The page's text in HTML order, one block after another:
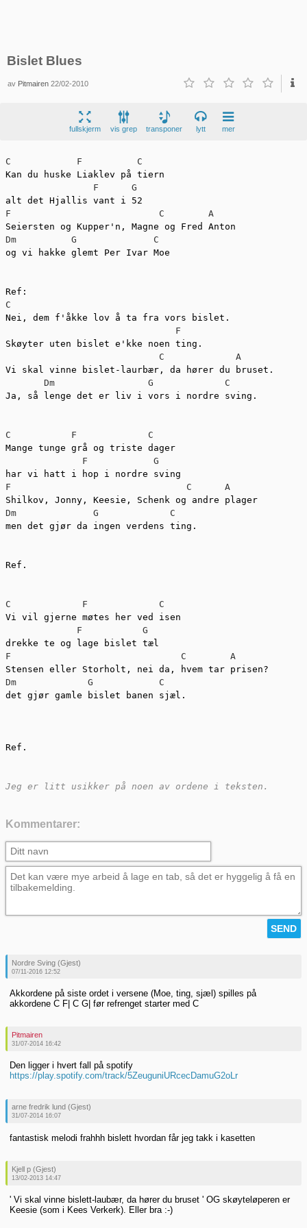
Bislet Blues
av Pitmairen 22/02-2010
fullskjerm vis grep transponer lytt mer
C F
C
Kan du huske Liaklev på tiern
F
G
F
C
A
Dm
G
C
og vi hakke glemt Per Ivar Moe
C
Nei, dem f'åkke lov å ta fra vors bislet.
F
Skøyter uten bislet e'kke noen ting.
C
A
Vi skal vinne bislet-laurbær, da hører du bruset.
Dm
G
C
Ja, så lenge det er liv i vors i nordre sving.
C F
C
Mange tunge grå og triste dager
F
G
F
C
A
Dm
G
C
men det gjør da ingen verdens ting.
Ref.
C F
C
Vi vil gjerne møtes her ved isen
F
G
F
C
A
Dm
G
C
det gjør gamle bislet banen sjæl.
Ref.
Jeg er litt usikker på noen av ordene i teksten.
Kommentarer:
Nordre Sving (Gjest)
07/11-2016 12:52
Akkordene på siste ordet i versene (Moe, ting, sjæl) spilles på
akkordene C F| C G| før refrenget starter med C
Pitmairen
31/07-2014 16:42
Den ligger i hvert fall på spotify
https://play.spotify.com/track/5ZeuguniURcecDamuG2oLr
arne fredrik lund (Gjest)
31/07-2014 16:07
fantastisk melodi frahhh bislett hvordan får jeg takk i kasetten
Kjell p (Gjest)
13/02-2013 14:47
' Vi skal vinne bislett-laubær, da hører du bruset ' OG skøyteløperen er
Keesie (som i Kees Verkerk). Eller bra :-)